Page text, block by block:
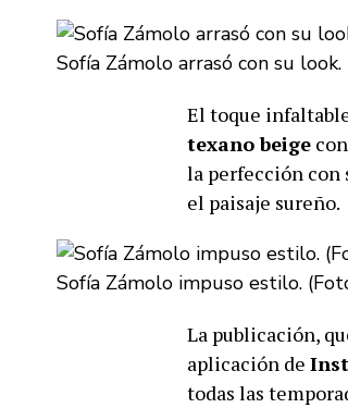
Sofía Zámolo arrasó con su
El toque
texano beige con
la perfección con
el paisaje sureño.
Sofía Zámolo impuso estilo.
La publicación,
aplicación de
todas las